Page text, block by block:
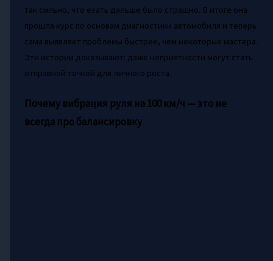
так сильно, что ехать дальше было страшно. В итоге она
прошла курс по основам диагностики автомобиля и теперь
сама выявляет проблемы быстрее, чем некоторые мастера.
Эти истории доказывают: даже неприятности могут стать
отправной точкой для личного роста.
Почему вибрация руля на 100 км/ч — это не
всегда про балансировку